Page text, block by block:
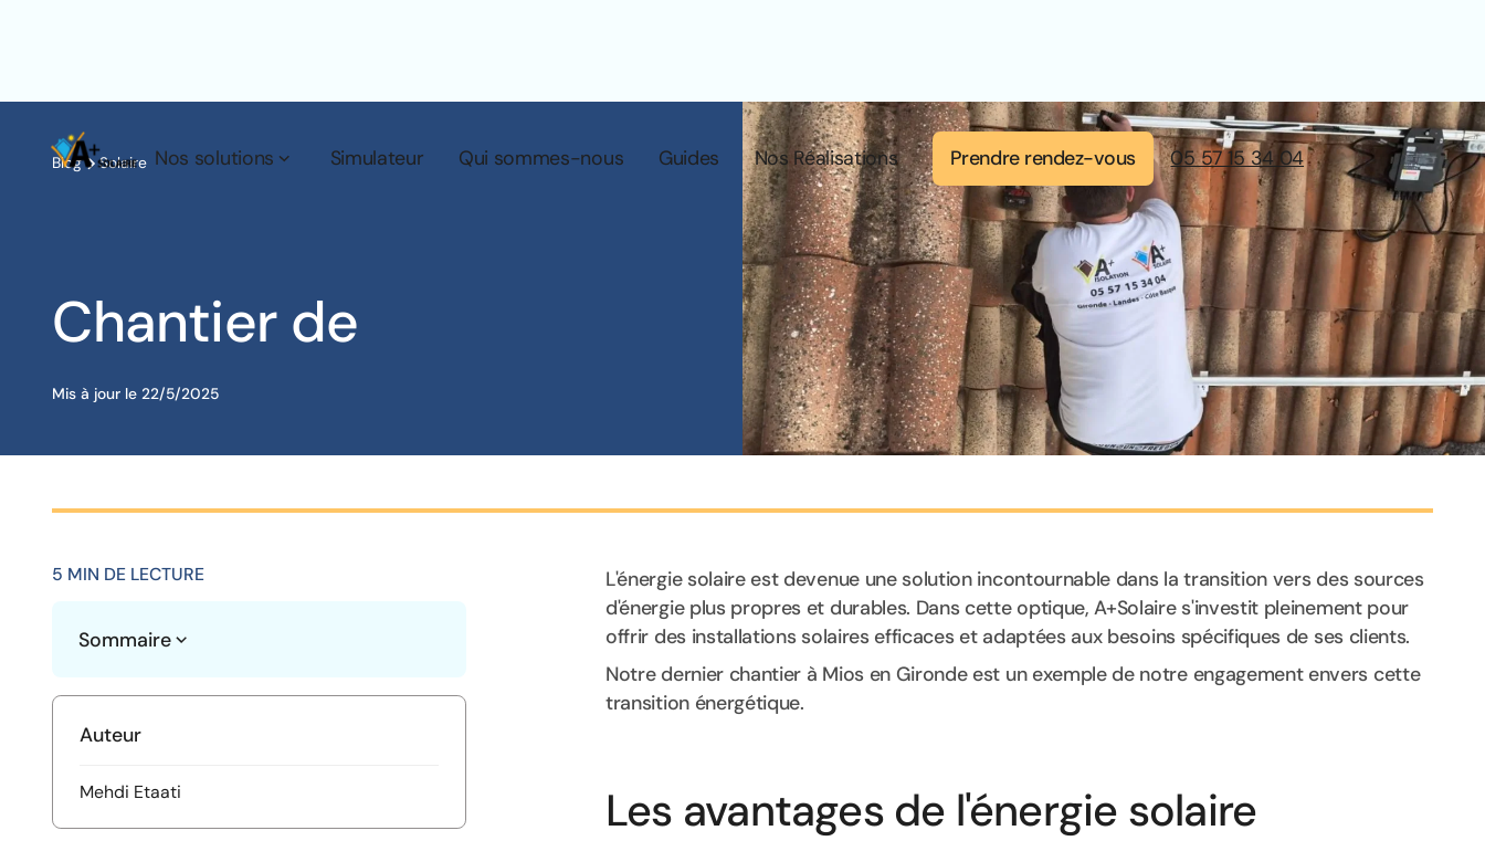
Nos solutions Simulateur Qui sommes-nous Guides Nos Réalisations Prendre rendez-vous 05 57 15 34 04
Blog Solaire
Chantier de
Mis à jour le22/5/2025
5 MIN DE LECTURE
Sommaire
Auteur
Mehdi Etaati
L'énergie solaire est devenue une solution incontournable dans la transition vers des sources
d'énergie plus propres et durables. Dans cette optique, A+Solaire s'investit pleinement pour
offrir des installations solaires efficaces et adaptées aux besoins spécifiques de ses clients.
Notre dernier chantier à Mios en Gironde est un exemple de notre engagement envers cette
transition énergétique.
Les avantages de l'énergie solaire